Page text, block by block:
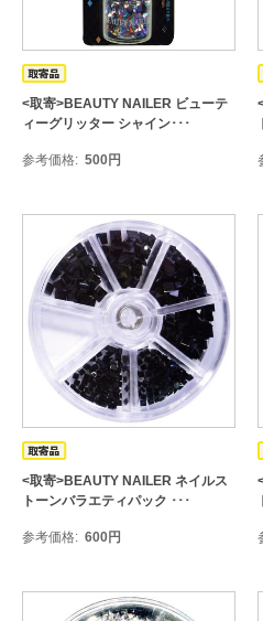
<取寄>BEAUTY NAILER ビューテ
ィーグリッター シャイン･･･
参考価格 500円
<取寄>BEAUTY NAILER ネイルス
トーンバラエティパック ･･･
参考価格 600円